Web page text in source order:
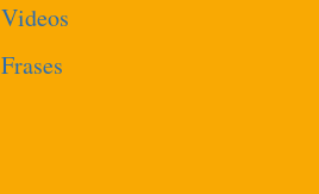
Videos
Frases